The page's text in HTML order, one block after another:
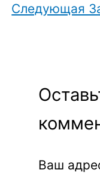
Следующая
Ваш